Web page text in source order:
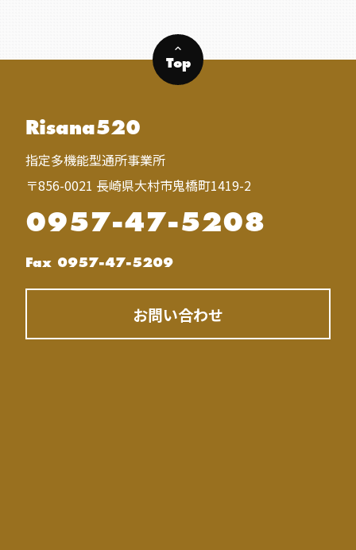
keyboard_arrow_up
Top
Risana520
指定多機能型通所事業所
〒856-0021 長崎県大村市鬼橋町1419-2
0957-47-5208
Fax 0957-47-5209
お問い合わせ